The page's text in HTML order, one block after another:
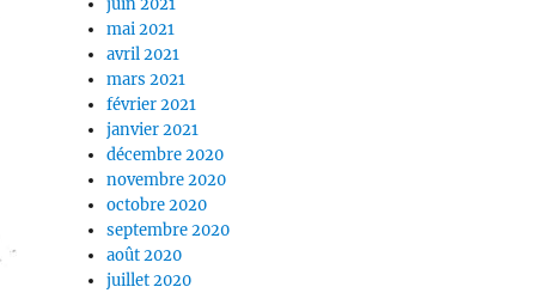
juin 2021
mai 2021
avril 2021
mars 2021
février 2021
janvier 2021
décembre 2020
novembre 2020
octobre 2020
septembre 2020
août 2020
juillet 2020